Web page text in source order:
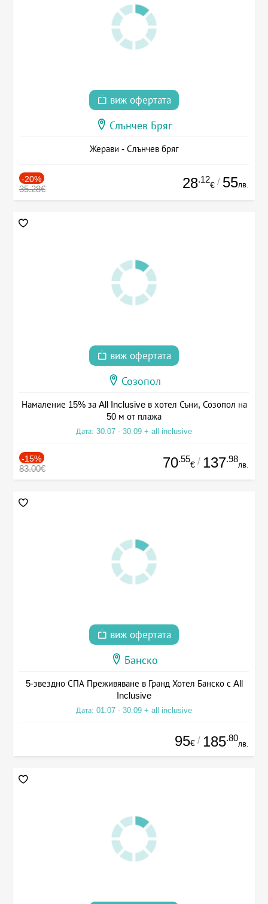
виж офертата
Слънчев Бряг
Жерави - Слънчев бряг
-20%
35.28€ 28.12
€ / 55лв.
виж офертата
Созопол
Намаление 15% за All Inclusive в хотел Съни, Созопол на
50 м от плажа
Дата: 30.07 - 30.09 + all inclusive
-15%
83.00€ 70.55
€ / 137.98
лв.
виж офертата
Банско
5-звездно СПА Преживяване в Гранд Хотел Банско с All
Inclusive
Дата: 01.07 - 30.09 + all inclusive
95€ / 185.80
лв.